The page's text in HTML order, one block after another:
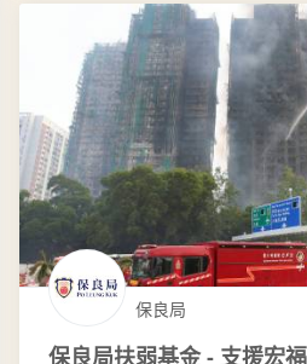
保良局
保良局扶弱基金 - 支援宏